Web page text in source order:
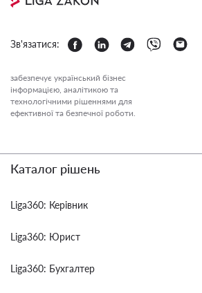
Зв'язатися:
забезпечує український бізнес
інформацією, аналітикою та
технологічними рішеннями для
ефективної та безпечної роботи.
Каталог рішень
Liga360: Керівник
Liga360: Юрист
Liga360: Бухгалтер